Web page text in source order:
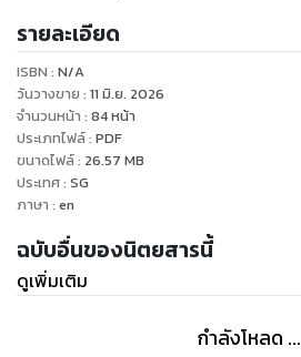
รายละเอียด
ISBN : N/A
วันวางขาย : 11 มิ.ย. 2026
จำนวนหน้า : 84หน้า
ประเภทไฟล์: PDF
ขนาดไฟล์: 26.57 MB
ประเทศ: SG
ภาษา : en
ฉบับอื่นของนิตยสารนี้
ดูเพิ่มเติม
กำลังโหลด ...